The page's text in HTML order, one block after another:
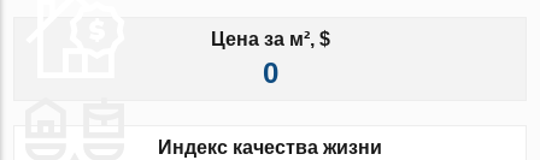
Цена за м², $
0
Индекс качества жизни